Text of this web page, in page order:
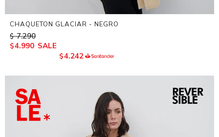
CHAQUETON GLACIAR - NEGRO
$ 7.290
$4.990
$4.242